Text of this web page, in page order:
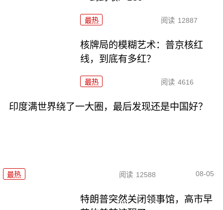
最热 阅读 12887
核牌局的模糊艺术：普京核红
线，到底有多红？
最热 阅读 4616
印度满世界绕了一大圈，最后发现还是中国好？
最热 阅读 12588 08-05
特朗普突然关闭领事馆，高市早